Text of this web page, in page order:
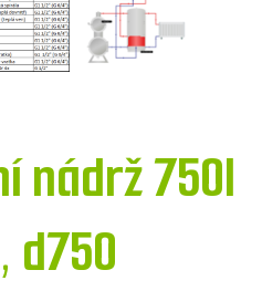
nádrž 750l
d750